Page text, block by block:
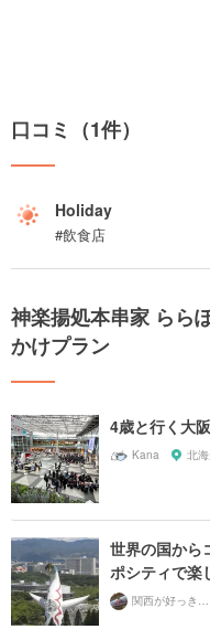
口コミ（1件）
Holiday
#飲食店
神楽揚処本串家 らら
かけプラン
4歳と行く大
Kana 北
世界の国から
ポシティで楽